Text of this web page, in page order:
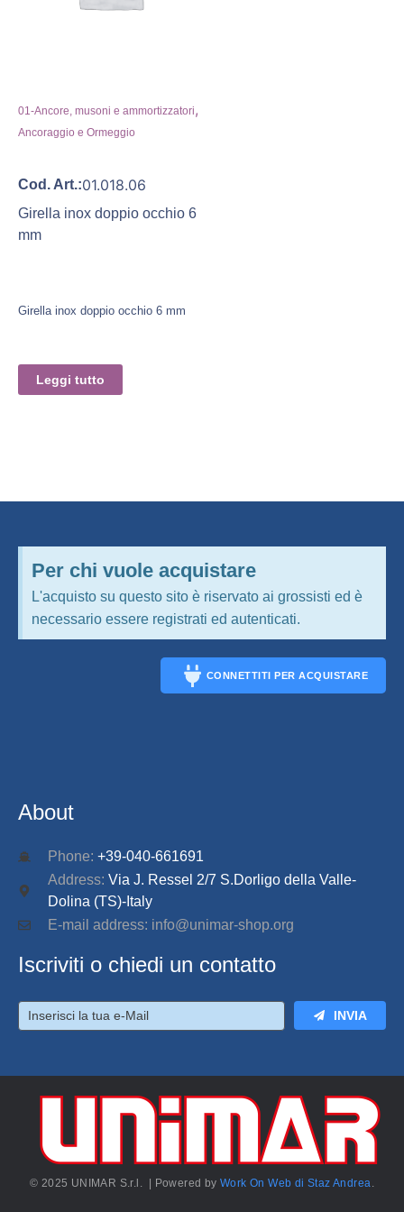
01-Ancore, musoni e ammortizzatori,
Ancoraggio e Ormeggio
Cod. Art.:01.018.06
Girella inox doppio occhio 6
mm
Girella inox doppio occhio 6 mm
Leggi tutto
Per chi vuole acquistare
L'acquisto su questo sito è riservato ai grossisti ed è
necessario essere registrati ed autenticati.
CONNETTITI PER ACQUISTARE
About
Phone: +39-040-661691
Address: Via J. Ressel 2/7 S.Dorligo della Valle-
Dolina (TS)-Italy
E-mail address: info@unimar-shop.org
Iscriviti o chiedi un contatto
INVIA
© 2025 UNIMAR S.r.l. | Powered byWork On Web di Staz Andrea.